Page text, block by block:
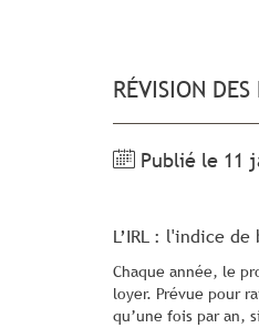
RÉVISION
Publié le 11
L’IRL : l'indice
Chaque année, le
loyer. Prévue pour
qu’une fois par an,